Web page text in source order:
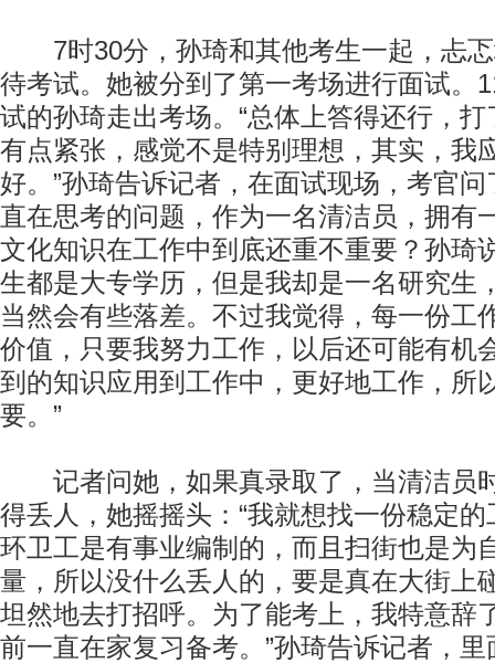
7时30分，孙琦和其他考生一起，忐忑
待考试。她被分到了第一考场进行面试。
试的孙琦走出考场。“总体上答得还行，
有点紧张，感觉不是特别理想，其实，我
好。”孙琦告诉记者，在面试现场，考官
直在思考的问题，作为一名清洁员，拥有
文化知识在工作中到底还重不重要？孙琦
生都是大专学历，但是我却是一名研究生
当然会有些落差。不过我觉得，每一份工
价值，只要我努力工作，以后还可能有机
到的知识应用到工作中，更好地工作，所
要。”
记者问她，如果真录取了，当清洁员
得丢人，她摇摇头：“我就想找一份稳定
环卫工是有事业编制的，而且扫街也是为
量，所以没什么丢人的，要是真在大街上
坦然地去打招呼。为了能考上，我特意辞
前一直在家复习备考。”孙琦告诉记者，